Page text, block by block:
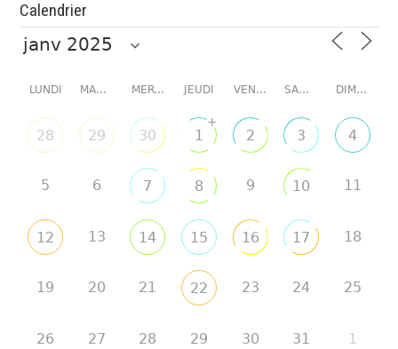
Calendrier
LUNDI MARDI MERCREDI JEUDI VENDREDI SAMEDI DIMANCHE
28 29 30 1
+
2 3 4
5 6 7 8 9 10 11
12 13 14 15 16 17 18
19 20 21 22 23 24 25
26 27 28 29 30 31 1